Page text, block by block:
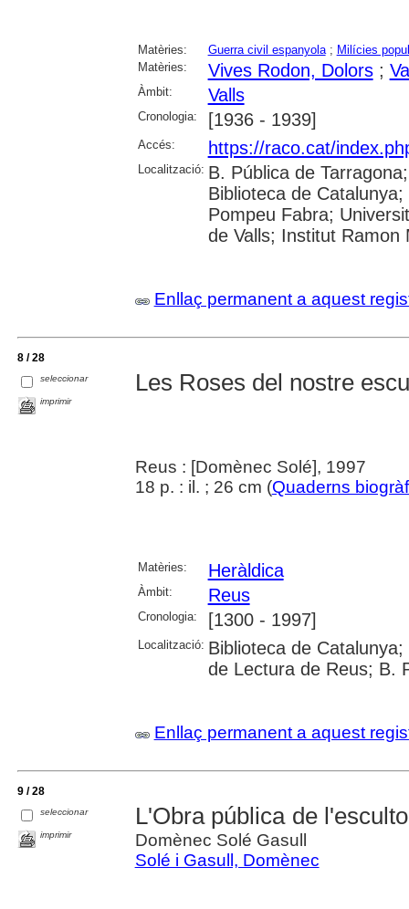
Matèries: Guerra civil espanyola; Milícies
Matèries:
Vives Rodon, Dolors;
Àmbit: Valls
Cronologia: [1936 - 1939]
Accés: https://raco.cat/
Localització: B. Pública de
Biblioteca de
Pompeu Fabra;
de Valls; Institut Ramon
Enllaç permanent a aquest
8 / 28
seleccionar
imprimir
Les Roses del nostre
Reus : [Domènec Solé], 1997
18 p. : il. ; 26 cm (Quaderns
Matèries: Heràldica
Àmbit: Reus
Cronologia: [1300 - 1997]
Localització: Biblioteca de
de Lectura de Reus; B.
Enllaç permanent a aquest
9 / 28
seleccionar
imprimir
L'Obra pública de
Domènec Solé Gasull
Solé i Gasull, Domènec